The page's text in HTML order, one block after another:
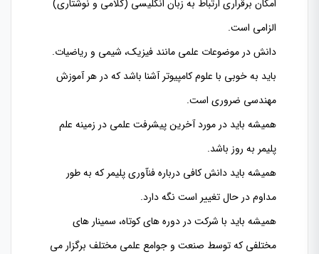
امکان برقراری ارتباط به زبان انگلیسی (کلامی و نوشتاری)
الزامی است.
دانش در موضوعات علمی مانند فیزیک، شیمی و ریاضیات.
باید به خوبی با علوم کامپیوتر آشنا باشد که در هر آموزش
مهندسی ضروری است.
همیشه باید در مورد آخرین پیشرفت علمی در زمینه علم
پلیمر به روز باشد.
همیشه باید دانش کافی درباره فنآوری پلیمر که به طور
مداوم در حال تغییر است نگه دارد.
همیشه باید با شرکت در دوره های کوتاه، سمینار های
مختلفی که توسط صنعت و جوامع علمی مختلف برگزار می